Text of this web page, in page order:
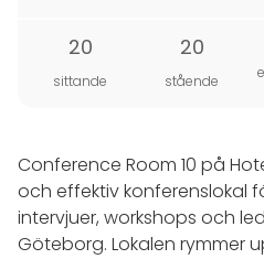
20
sittande
20
stående
Conference Room 10 på
och effektiv konferenslokal
intervjuer, workshops och
Göteborg. Lokalen rymmer